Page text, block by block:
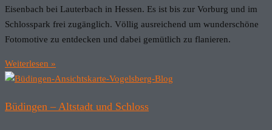
Eisenbach bei Lauterbach in Hessen. Es ist bis zur Vorburg und im
Schlosspark frei zugänglich. Völlig ausreichend um wunderschöne
Fotomotive zu entdecken und dabei gemütlich zu flanieren.
Weiterlesen »
Büdingen – Altstadt und Schloss